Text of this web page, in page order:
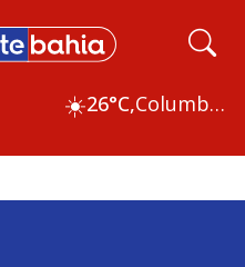
☀️26°C, Columbus